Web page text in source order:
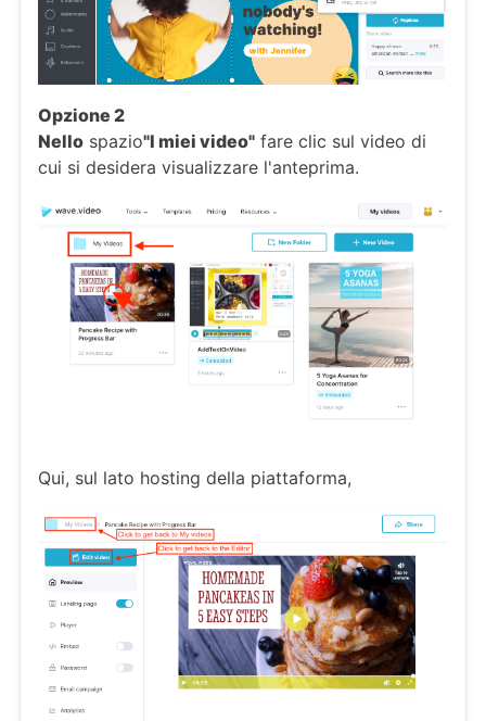
Opzione 2
Nello spazio"I miei video" fare clic sul video di
cui si desidera visualizzare l'anteprima.
Qui, sul lato hosting della piattaforma,